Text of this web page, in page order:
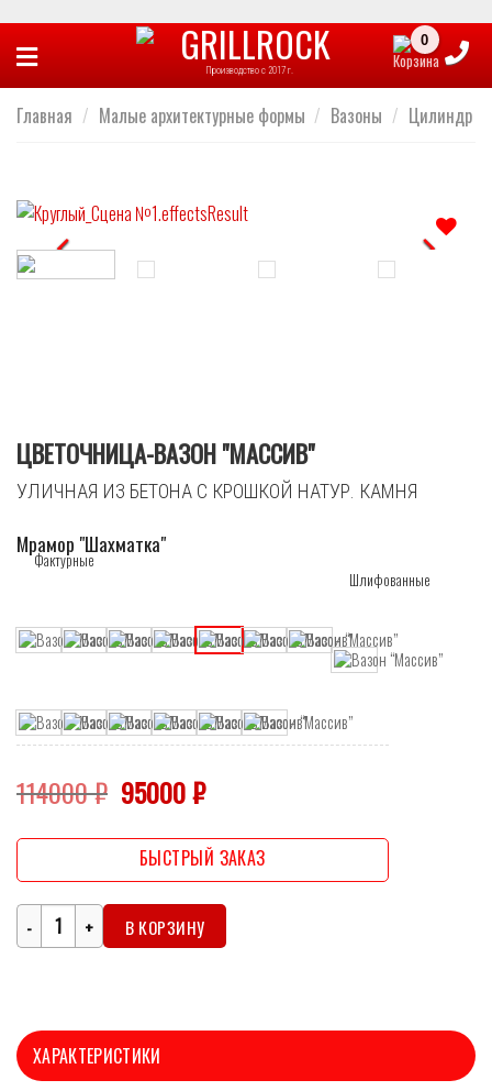
content
Производство с 2017 г.
Главная / Малые архитектурные формы / Вазоны / Цилиндр
ЦВЕТОЧНИЦА-ВАЗОН "МАССИВ"
УЛИЧНАЯ ИЗ БЕТОНА С КРОШКОЙ НАТУР. КАМНЯ
Мрамор "Шахматка"
114000₽ Первоначальная
цена
составляла
114000 ₽.
95000₽Текущая
95000 ₽.
БЫСТРЫЙ ЗАКАЗ
Количество В КОРЗИНУ
ХАРАКТЕРИСТИКИ